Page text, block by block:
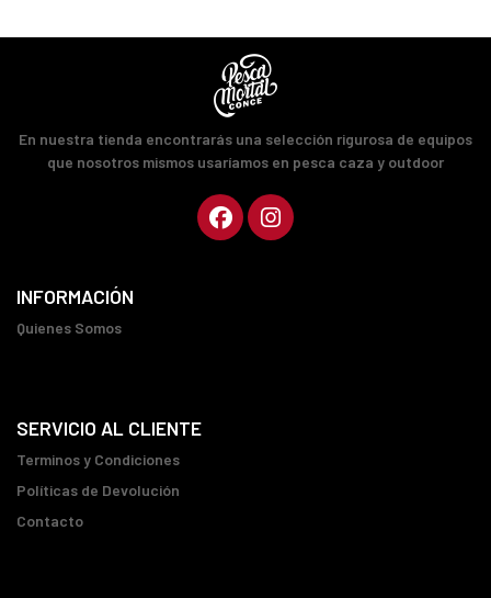
En nuestra tienda encontrarás una selección rigurosa de equipos
que nosotros mismos usaríamos en pesca caza y outdoor
INFORMACIÓN
Quienes Somos
SERVICIO AL CLIENTE
Terminos y Condiciones
Políticas de Devolución
Contacto